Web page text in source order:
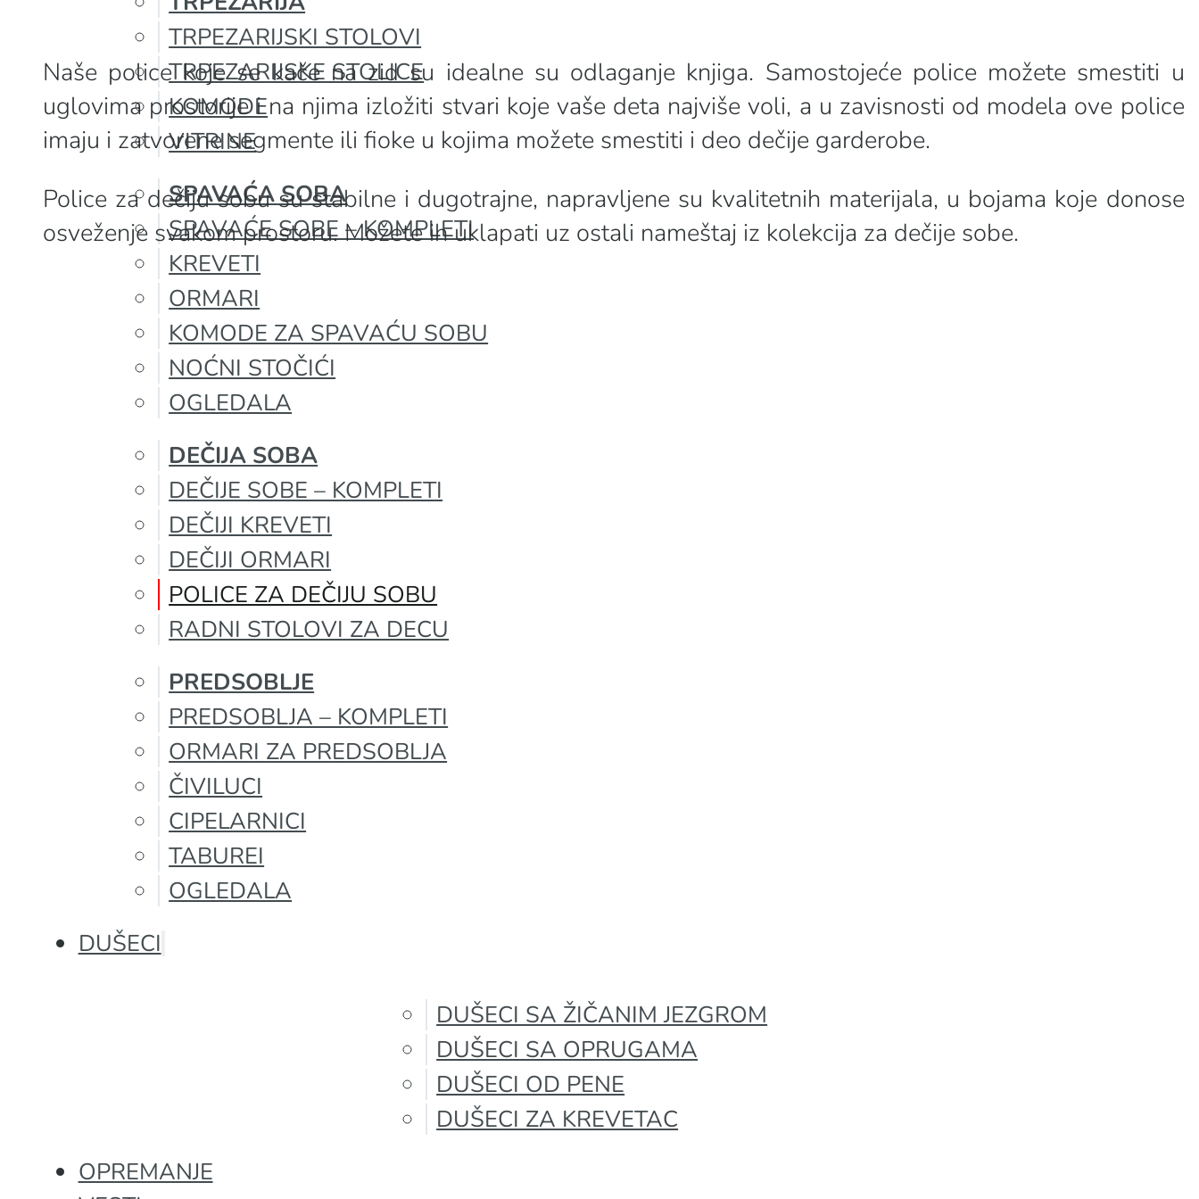
TRPEZARIJSKI STOLOVI
TRPEZARIJSKE STOLICE
KOMODE
VITRINE
SPAVAĆA SOBA
SPAVAĆE SOBE – KOMPLETI
KREVETI
ORMARI
KOMODE ZA SPAVAĆU SOBU
NOĆNI STOČIĆI
OGLEDALA
DEČIJA SOBA
DEČIJE SOBE – KOMPLETI
DEČIJI KREVETI
DEČIJI ORMARI
POLICE ZA DEČIJU SOBU
RADNI STOLOVI ZA DECU
PREDSOBLJE
PREDSOBLJA – KOMPLETI
ORMARI ZA PREDSOBLJA
ČIVILUCI
CIPELARNICI
TABUREI
OGLEDALA
DUŠECI
DUŠECI SA ŽIČANIM JEZGROM
DUŠECI SA OPRUGAMA
DUŠECI OD PENE
DUŠECI ZA KREVETAC
OPREMANJE
Naše police koje se kače na zid su idealne su odlaganje knjiga. Samostojeće police možete smestiti u
uglovima prostorije i na njima izložiti stvari koje vaše deta najviše voli, a u zavisnosti od modela ove police
imaju i zatvorene segmente ili fioke u kojima možete smestiti i deo dečije garderobe.
Police za dečiju sobu su stabilne i dugotrajne, napravljene su kvalitetnih materijala, u bojama koje donose
osveženje svakom prostoru. Možete ih uklapati uz ostali nameštaj iz kolekcija za dečije sobe.